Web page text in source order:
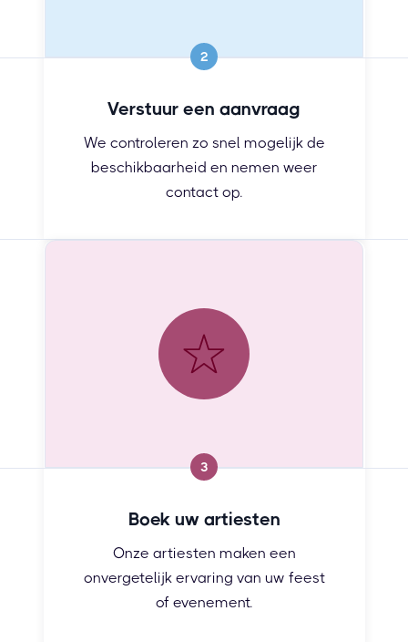
2
Verstuur een aanvraag
We controleren zo snel mogelijk de
beschikbaarheid en nemen weer
contact op.
3
Boek uw artiesten
Onze artiesten maken een
onvergetelijk ervaring van uw feest
of evenement.